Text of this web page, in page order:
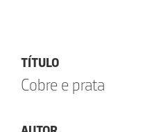
TÍTULO
Cobre e prata